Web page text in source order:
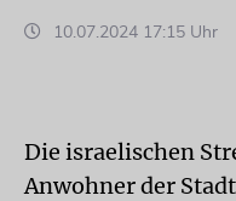
10.07.2024 17:15 Uhr
Die israelischen
Anwohner der